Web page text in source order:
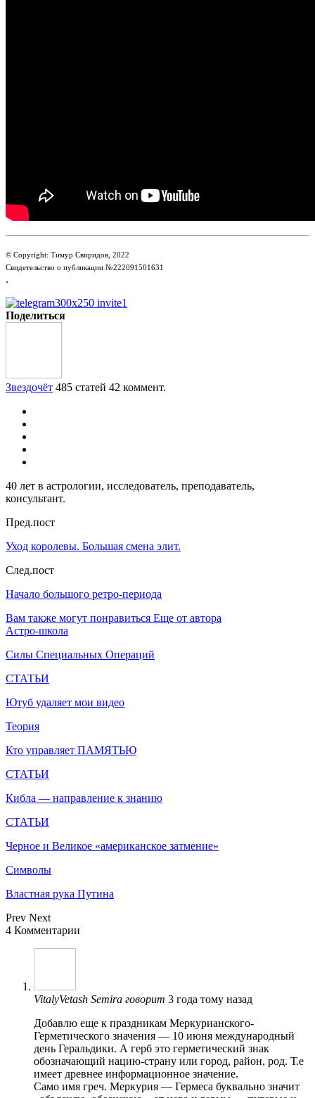
© Copyright: Тимур Свиридов, 2022
Свидетельство о публикации №222091501631
.
Поделиться
Звездочёт 485 статей 42 коммент.
40 лет в астрологии, исследователь, преподаватель,
консультант.
Пред.пост
Уход королевы. Большая смена элит.
След.пост
Начало большого ретро-периода
Вам также могут понравиться Еще от автора
Астро-школа
Силы Специальных Операций
СТАТЬИ
Ютуб удаляет мои видео
Теория
Кто управляет ПАМЯТЬЮ
СТАТЬИ
Кибла — направление к знанию
СТАТЬИ
Черное и Великое «американское затмение»
Символы
Властная рука Путина
Prev Next
4 Комментарии
VitalyVetash Semira говорит 3 года тому назад
Добавлю еще к праздникам Меркурианского-
Герметического значения — 10 июня международный
день Геральдики. А герб это герметический знак
обозначающий нацию-страну или город, район, род. Т.е
имеет древнее информационное значение.
Само имя греч. Меркурия — Гермеса буквально значит